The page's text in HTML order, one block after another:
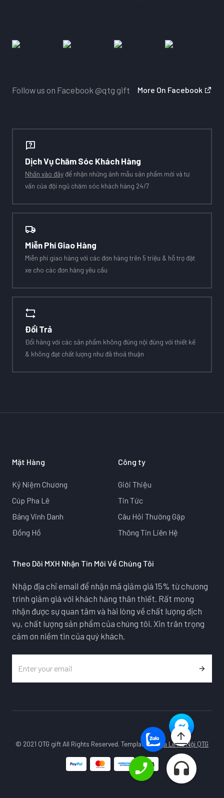
Follow us on Facebook @qtg gift More On Facebook
Dịch Vụ Chăm Sóc Khách Hàng
Nhấn vào đây để nhận những ảnh mẫu sản phẩm mới và tư
vấn của đội ngũ chăm sóc khách hàng 24/7
Miễn Phí Giao Hàng
Miễn phí giao hàng với các đơn hàng trên 5 triệu & hỗ trợ đặt
xe cho các đơn hàng yêu cầu
Đổi Trả
Đổi hàng với các sản phẩm không đúng nội đúng với thiết kế
& không đạt chất lượng như đã thoả thuận
Mặt Hàng
Kỷ Niệm Chương
Cúp Pha Lê
Bảng Vinh Danh
Đồng Hồ
Công ty
Giới Thiệu
Tin Tức
Câu Hỏi Thường Gặp
Thông Tin Liên Hệ
Theo Dõi MXH Nhận Tin Mới Về Chúng Tôi
Nhập địa chỉ email để nhận mã giảm giá 15% từ chương
trình giảm giá với khách hàng thân thiết. Rất mong
nhận được sự quan tâm và hài lòng về chất lượng dịch
vụ, chất lượng sản phẩm của chúng tôi. Xin trân trọng
cảm ơn niềm tin của quý khách.
© 2021 QTG gift All Rights Reserved. Template byPha Lê Hà Nội QTG